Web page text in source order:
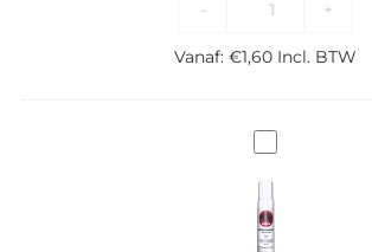
- +
Vanaf: €1,60 Incl. BTW
Prefa
Hazelnootbruin